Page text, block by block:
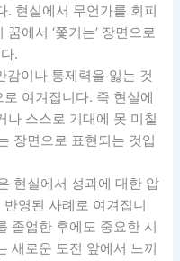
. 현실에서 무언가를 회피
에서 ‘쫓기는’ 장면으로
.
감이나 통제력을 잃는 것
여겨집니다. 즉 현실에
나 스스로 기대에 못 미칠
장면으로 표현되는 것입
현실에서 성과에 대한 압
영된 사례로 여겨집니
졸업한 후에도 중요한 시
새로운 도전 앞에서 느끼